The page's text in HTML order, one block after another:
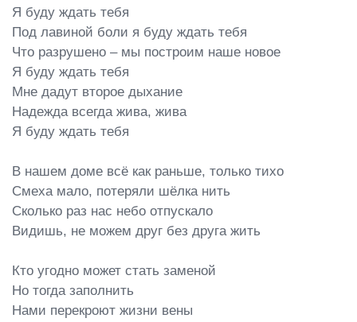
Я буду ждать тебя
Под лавиной боли я буду ждать тебя
Что разрушено – мы построим наше новое
Я буду ждать тебя
Мне дадут второе дыхание
Надежда всегда жива, жива
Я буду ждать тебя
В нашем доме всё как раньше, только тихо
Смеха мало, потеряли шёлка нить
Сколько раз нас небо отпускало
Видишь, не можем друг без друга жить
Кто угодно может стать заменой
Но тогда заполнить
Нами перекроют жизни вены